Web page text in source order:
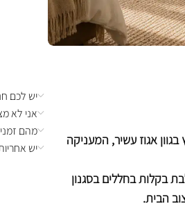
בגוון אגוז עשיר, המעניקה
בקלות בחללים בסגנון
הבית.
יש לכם
אני לא
מהם
יש